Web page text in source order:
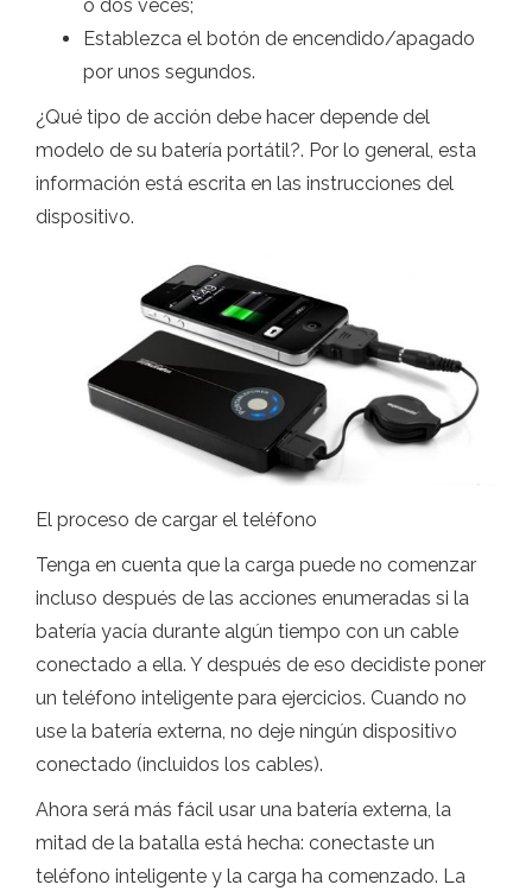
o dos veces;
Establezca el botón de encendido/apagado
por unos segundos.
¿Qué tipo de acción debe hacer depende del
modelo de su batería portátil?. Por lo general, esta
información está escrita en las instrucciones del
dispositivo.
El proceso de cargar el teléfono
Tenga en cuenta que la carga puede no comenzar
incluso después de las acciones enumeradas si la
batería yacía durante algún tiempo con un cable
conectado a ella. Y después de eso decidiste poner
un teléfono inteligente para ejercicios. Cuando no
use la batería externa, no deje ningún dispositivo
conectado (incluidos los cables).
Ahora será más fácil usar una batería externa, la
mitad de la batalla está hecha: conectaste un
teléfono inteligente y la carga ha comenzado. La